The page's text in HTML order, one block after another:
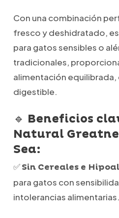
Con una combinación
fresco y deshidratado,
para gatos sensibles o
tradicionales,
alimentación
digestible.
🔹 Beneficios
Natural
Sea:
✅Sin Cereales e
para gatos con
intolerancias alimentarias.